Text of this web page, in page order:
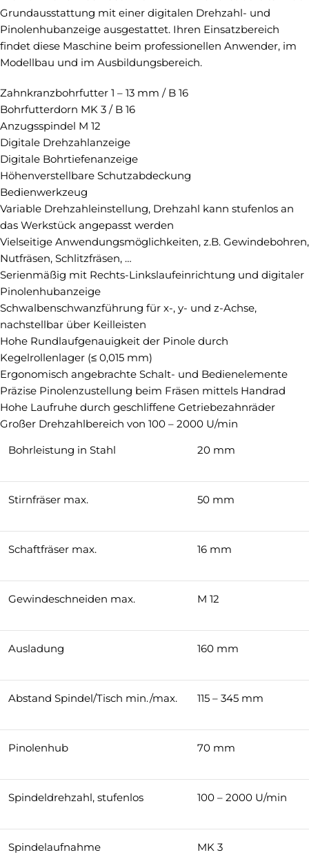
Grundausstattung mit einer digitalen Drehzahl- und
Pinolenhubanzeige ausgestattet. Ihren Einsatzbereich
findet diese Maschine beim professionellen Anwender, im
Modellbau und im Ausbildungsbereich.
Zahnkranzbohrfutter 1 – 13 mm / B 16
Bohrfutterdorn MK 3 / B 16
Anzugsspindel M 12
Digitale Drehzahlanzeige
Digitale Bohrtiefenanzeige
Höhenverstellbare Schutzabdeckung
Bedienwerkzeug
Variable Drehzahleinstellung, Drehzahl kann stufenlos an
das Werkstück angepasst werden
Vielseitige Anwendungsmöglichkeiten, z.B. Gewindebohren,
Nutfräsen, Schlitzfräsen, …
Serienmäßig mit Rechts-Linkslaufeinrichtung und digitaler
Pinolenhubanzeige
Schwalbenschwanzführung für x-, y- und z-Achse,
nachstellbar über Keilleisten
Hohe Rundlaufgenauigkeit der Pinole durch
Kegelrollenlager (≤ 0,015 mm)
Ergonomisch angebrachte Schalt- und Bedienelemente
Präzise Pinolenzustellung beim Fräsen mittels Handrad
Hohe Laufruhe durch geschliffene Getriebezahnräder
Großer Drehzahlbereich von 100 – 2000 U/min
Bohrleistung in Stahl
20 mm
Stirnfräser max. 50 mm
Schaftfräser max. 16 mm
Gewindeschneiden max. M 12
Ausladung 160 mm
Abstand Spindel/Tisch min./max. 115 – 345 mm
Pinolenhub 70 mm
Spindeldrehzahl, stufenlos 100 – 2000 U/min
Spindelaufnahme MK 3